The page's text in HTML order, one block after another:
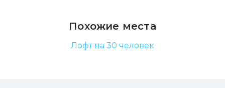
Похожие места
Лофт на 30 человек